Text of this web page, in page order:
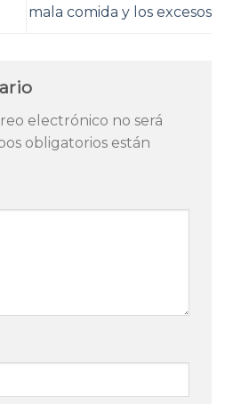
mala comida y los excesos
electrónico no será
obligatorios están